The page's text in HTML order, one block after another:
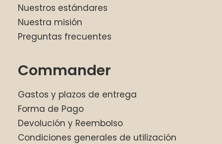
Nuestros estándares
Nuestra misión
Preguntas frecuentes
Commander
Gastos y plazos de entrega
Forma de Pago
Devolución y Reembolso
Condiciones generales de utilización